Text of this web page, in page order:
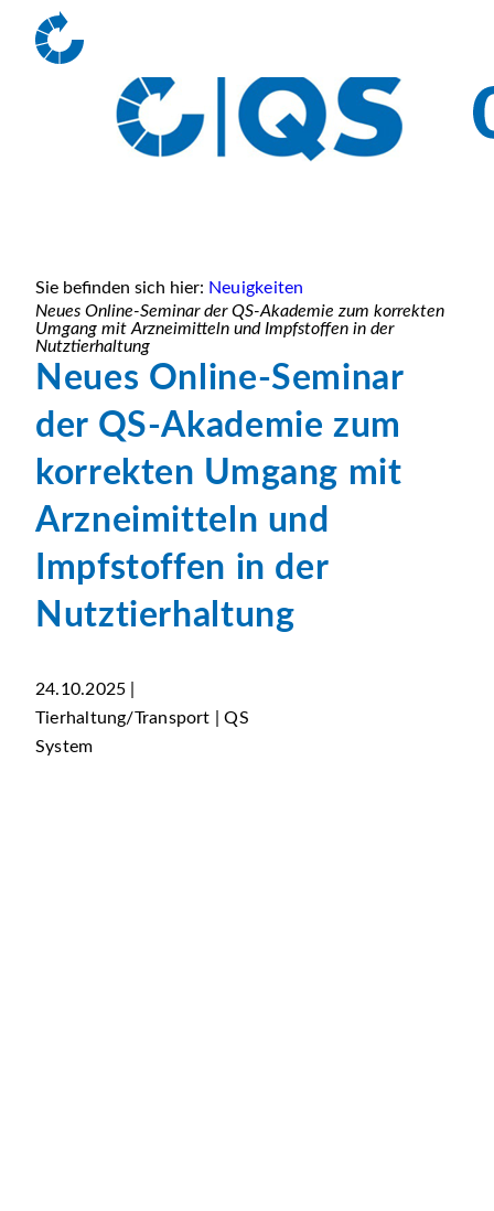
Sie befinden sich hier: Neuigkeiten
Neues Online-Seminar der QS-Akademie zum korrekten
Umgang mit Arzneimitteln und Impfstoffen in der
Nutztierhaltung
Neues Online-Seminar
der QS-Akademie zum
korrekten Umgang mit
Arzneimitteln und
Impfstoffen in der
Nutztierhaltung
24.10.2025 |
Tierhaltung/Transport | QS
System